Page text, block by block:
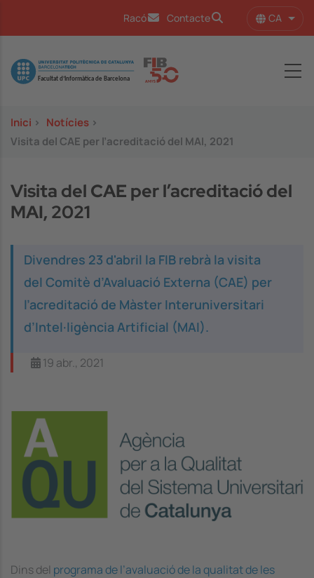
Racó Contacte CA
Image
Inici > Notícies >
Visita del CAE per l’acreditació del MAI, 2021
Visita del CAE per l’acreditació del
MAI, 2021
Divendres 23 d'abril la FIB rebrà la visita
del Comitè d’Avaluació Externa (CAE) per
l’acreditació de Màster Interuniversitari
d’Intel·ligència Artificial (MAI).
19 abr., 2021
Dins del programa de l’avaluació de la qualitat de les